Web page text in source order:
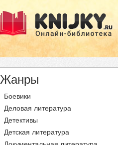
Жанры
Боевики
Деловая литература
Детективы
Детская литература